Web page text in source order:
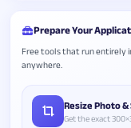
Prepare Your
Free tools that run entirely
anywhere.
Resize Photo
Get the exact